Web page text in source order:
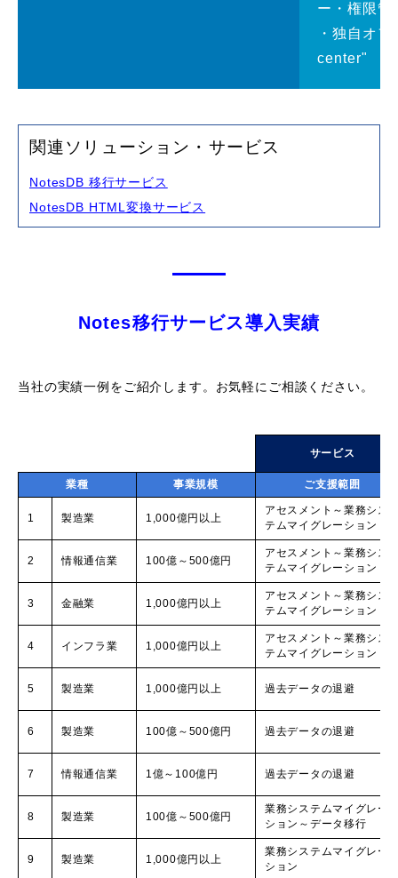
ー・権限管
・独自オ
center"
関連ソリューション・サービス
NotesDB 移行サービス
NotesDB HTML変換サービス
Notes移行サービス導入実績
当社の実績一例をご紹介します。お気軽にご相談ください。
サービス
業種 事業規模 ご支援範囲
1 製造業 1,000億円以上
アセスメント～業務シス
テムマイグレーション
2 情報通信業 100億～500億円
アセスメント～業務シス
テムマイグレーション
3 金融業 1,000億円以上
アセスメント～業務シス
テムマイグレーション
4 インフラ業 1,000億円以上
アセスメント～業務シス
テムマイグレーション
5 製造業 1,000億円以上 過去データの退避
6 製造業 100億～500億円 過去データの退避
7 情報通信業 1億～100億円 過去データの退避
8 製造業 100億～500億円
業務システムマイグレー
ション～データ移行
9 製造業 1,000億円以上
業務システムマイグレー
ション